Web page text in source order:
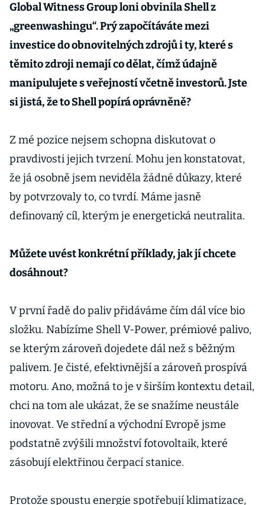
Global Witness Group loni obvinila Shell z
„greenwashingu“. Prý započítáváte mezi
investice do obnovitelných zdrojů i ty, které s
těmito zdroji nemají co dělat, čímž údajně
manipulujete s veřejností včetně investorů. Jste
si jistá, že to Shell popírá oprávněně?
Z mé pozice nejsem schopna diskutovat o
pravdivosti jejich tvrzení. Mohu jen konstatovat,
že já osobně jsem neviděla žádné důkazy, které
by potvrzovaly to, co tvrdí. Máme jasně
definovaný cíl, kterým je energetická neutralita.
Můžete uvést konkrétní příklady, jak jí chcete
dosáhnout?
V první řadě do paliv přidáváme čím dál více bio
složku. Nabízíme Shell V-Power, prémiové palivo,
se kterým zároveň dojedete dál než s běžným
palivem. Je čisté, efektivnější a zároveň prospívá
motoru. Ano, možná to je v širším kontextu detail,
chci na tom ale ukázat, že se snažíme neustále
inovovat. Ve střední a východní Evropě jsme
podstatně zvýšili množství fotovoltaik, které
zásobují elektřinou čerpací stanice.
Protože spoustu energie spotřebují klimatizace,